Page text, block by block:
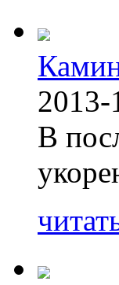
2013-
В